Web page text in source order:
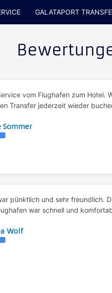
GALATAPORT
vom Flughafen zum Hotel.
Transfer jederzeit wieder
Sommer
pünktlich und sehr freundlich.
war schnell und
Wolf